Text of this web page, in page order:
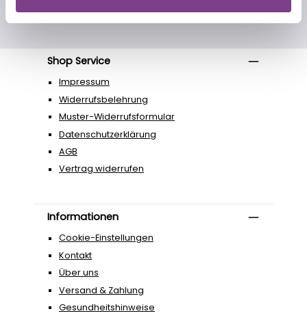
Shop Service
Impressum
Widerrufsbelehrung
Muster-Widerrufsformular
Datenschutzerklärung
AGB
Vertrag widerrufen
Informationen
Cookie-Einstellungen
Kontakt
Über uns
Versand & Zahlung
Gesundheitshinweise